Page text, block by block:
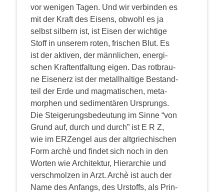
vor weni­gen Tagen. Und wir ver­bin­den es
mit der Kraft des Eisens, obwohl es ja
selbst sil­bern ist, ist Eisen der wich­ti­ge
Stoff in unse­rem roten, fri­schen Blut. Es
ist der akti­ven, der männ­li­chen, ener­gi­
schen Kraft­ent­fal­tung eigen. Das rot­brau­
ne Eisen­erz ist der metall­hal­ti­ge Bestand­
teil der Erde und mag­ma­ti­schen, meta­
mor­phen und sedi­men­tä­ren Ursprungs.
Die Stei­ge­rungs­be­deu­tung im Sin­ne “von
Grund auf, durch und durch” ist E R Z,
wie im ERZ­engel aus der alt­grie­chi­schen
Form arc­hè und fin­det sich noch in den
Wor­ten wie Archi­tek­tur, Hier­ar­chie und
ver­schmol­zen in Arzt. Arc­hè ist auch der
Name des Anfangs, des Urstoffs, als Prin­